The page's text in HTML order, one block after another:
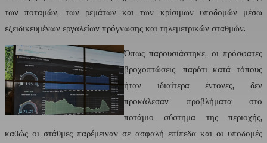
των ποταμών, των ρεμάτων και των κρίσιμων υποδομών μέσω
εξειδικευμένων εργαλείων πρόγνωσης και τηλεμετρικών σταθμών.
Όπως παρουσιάστηκε, οι πρόσφατες
βροχοπτώσεις, παρότι κατά τόπους
ήταν ιδιαίτερα έντονες, δεν
προκάλεσαν προβλήματα στο
ποτάμιο σύστημα της περιοχής,
καθώς οι στάθμες παρέμειναν σε ασφαλή επίπεδα και οι υποδομές